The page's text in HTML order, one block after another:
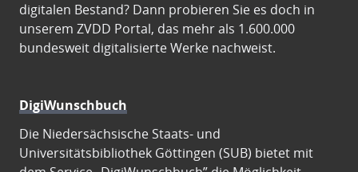
digitalen Bestand? Dann probieren Sie es doch in
unserem ZVDD Portal, das mehr als 1.600.000
bundesweit digitalisierte Werke nachweist.
DigiWunschbuch
Die Niedersächsische Staats- und
Universitätsbibliothek Göttingen (SUB) bietet mit